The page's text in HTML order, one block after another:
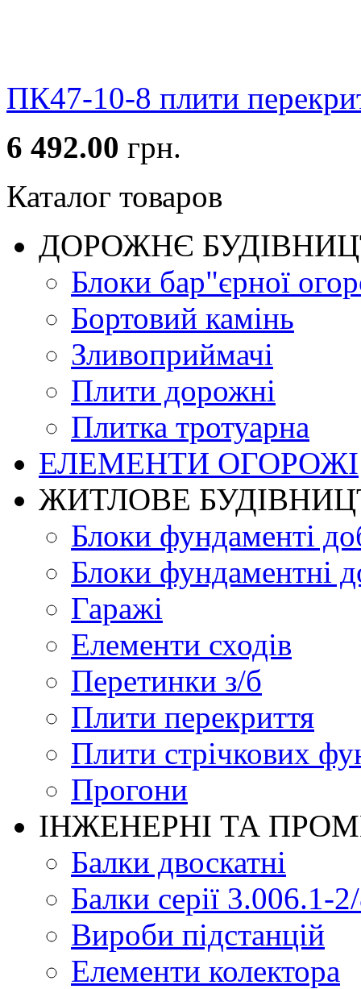
ПК47-10-8 плити
6 492.00 грн.
Каталог товаров
ДОРОЖНЄ
Блоки бар"єрної
Бортовий камінь
Зливоприймачі
Плити дорожні
Плитка тротуарна
ЕЛЕМЕНТИ ОГОРОЖІ
ЖИТЛОВЕ
Блоки фундаменті
Блоки фундаментні
Гаражі
Елементи сходів
Перетинки з/б
Плити перекриття
Плити стрічкових
Прогони
ІНЖЕНЕРНІ ТА
Балки двоскатні
Балки серії 3.006.1-
Вироби підстанцій
Елементи колектора